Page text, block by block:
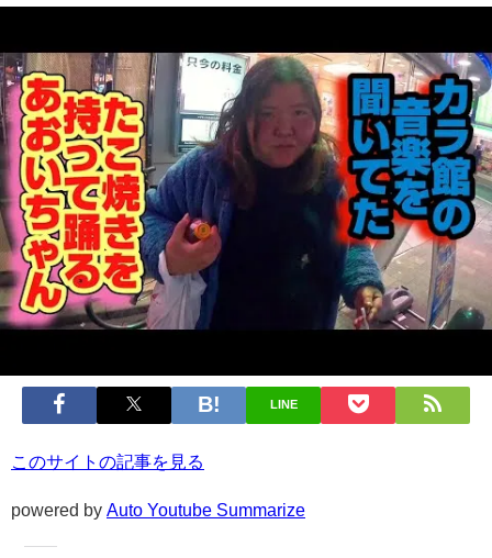
LINE
このサイトの記事を見る
powered by Auto Youtube Summarize